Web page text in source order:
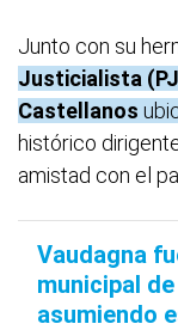
Junto con su
Justicialista
Castellanos
histórico
amistad con el
Vaudagna
municipal
asumiendo